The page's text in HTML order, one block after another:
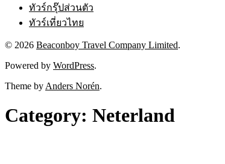
ทัวร์กรุ๊ปส่วนตัว
ทัวร์เที่ยวไทย
© 2026 Beaconboy Travel Company Limited.
Powered by WordPress.
Theme by Anders Norén.
Category: Neterland